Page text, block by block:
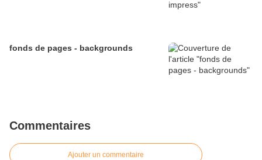
fonds de pages - backgrounds
Commentaires
Ajouter un commentaire